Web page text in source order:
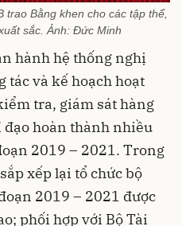
trao Bằng khen cho các tập thể,
sắc. Ảnh: Đức Minh
hành hệ thống nghị
tác và kế hoạch hoạt
tra, giám sát hàng
đạo hoàn thành nhiều
2019 – 2021. Trong
xếp lại tổ chức bộ
2019 – 2021 được
phối hợp với Bộ Tài